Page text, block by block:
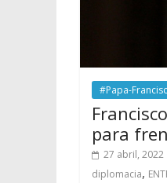
#Papa-
para
27 abril, 2022
diplomacia,